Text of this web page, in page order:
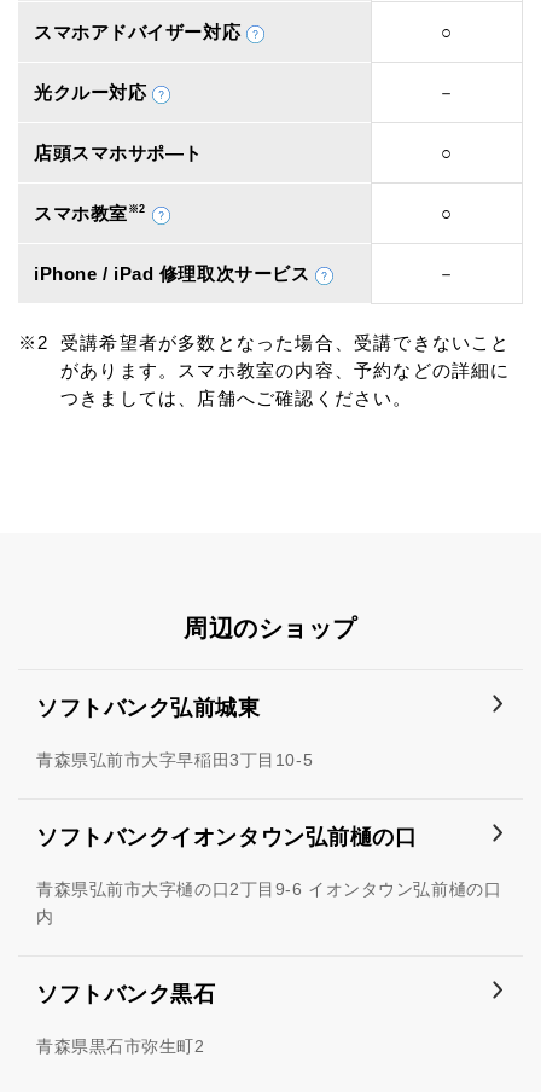
スマホアドバイザー対応 ○
光クルー対応 －
店頭スマホサポ―ト ○
スマホ教室 ※2 ○
iPhone / iPad 修理取次サービス －
受講希望者が多数となった場合、受講できないこと
があります。スマホ教室の内容、予約などの詳細に
つきましては、店舗へご確認ください。
周辺のショップ
ソフトバンク弘前城東
青森県弘前市大字早稲田3丁目10-5
ソフトバンクイオンタウン弘前樋の口
青森県弘前市大字樋の口2丁目9-6 イオンタウン弘前樋の口
内
ソフトバンク黒石
青森県黒石市弥生町2